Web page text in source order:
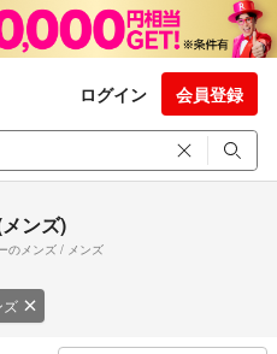
ログイン 会員登録
ンズ)
のメンズ / メンズ
ズ